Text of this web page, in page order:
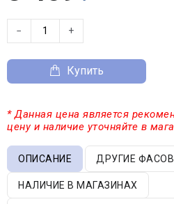
− +
Купить
* Данная цена является
цену и наличие уточняйте в
ОПИСАНИЕ ДРУГИЕ
НАЛИЧИЕ В МАГАЗИНАХ